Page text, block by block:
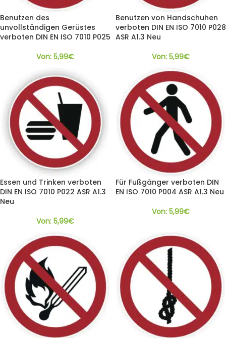
Benutzen des
unvollständigen Gerüstes
verboten DIN EN ISO 7010 P025
Von: 5,99€
Benutzen von Handschuhen
verboten DIN EN ISO 7010 P028
ASR A1.3 Neu
Von: 5,99€
Essen und Trinken verboten
DIN EN ISO 7010 P022 ASR A1.3
Neu
Von: 5,99€
Für Fußgänger verboten DIN
EN ISO 7010 P004 ASR A1.3 Neu
Von: 5,99€